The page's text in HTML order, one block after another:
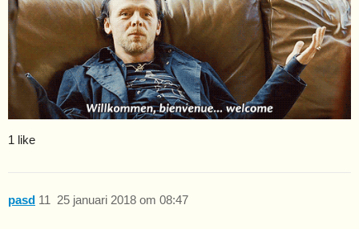
1 like
pasd 25 januari 2018 om 08:47
11